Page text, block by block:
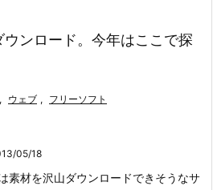
ンロード。今年はここで探
, ウェブ , フリーソフト
05/18
素材を沢山ダウンロードできそうなサ